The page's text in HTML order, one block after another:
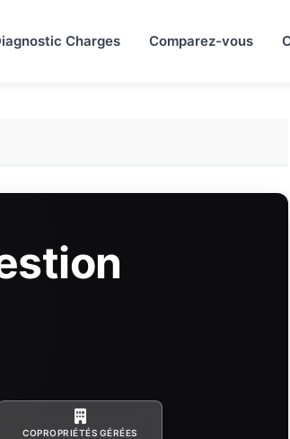
Charges Comparez-vous
COPROPRIÉTÉS GÉRÉES